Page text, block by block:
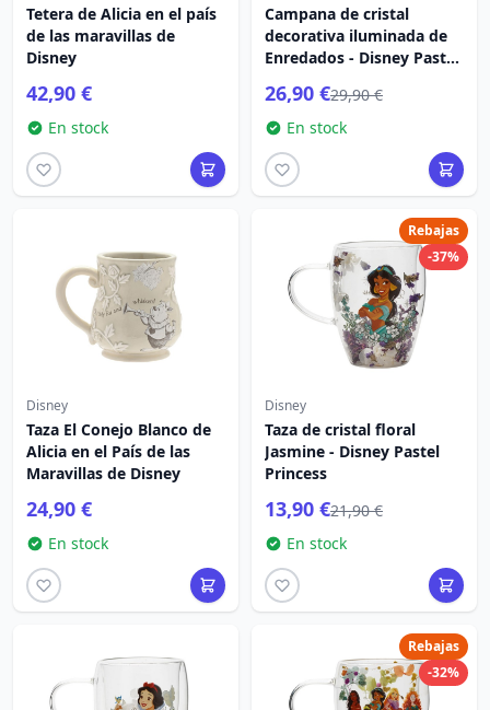
Tetera de Alicia en el país
de las maravillas de
Disney
42,90 €
En stock
Campana de cristal
decorativa iluminada de
Enredados - Disney Pastel
26,90 €29,90 €
En stock
Disney
Taza El Conejo Blanco de
Alicia en el País de las
Maravillas de Disney
24,90 €
En stock
Rebajas
-37%
Disney
Taza de cristal floral
Jasmine - Disney Pastel
Princess
13,90 €21,90 €
En stock
Rebajas
-32%